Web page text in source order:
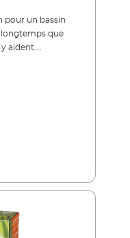
pour un bassin
longtemps que
aident.
dans
et LOOP. La
la lampe de
clarificateur
de quartz
surface offre